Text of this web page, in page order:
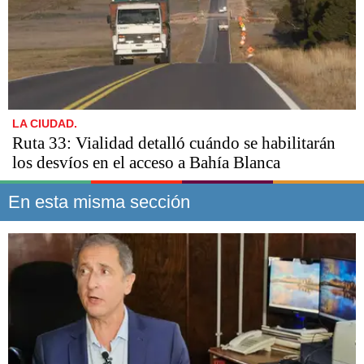
LA CIUDAD.
Ruta 33: Vialidad detalló cuándo se habilitarán
los desvíos en el acceso a Bahía Blanca
En esta misma sección